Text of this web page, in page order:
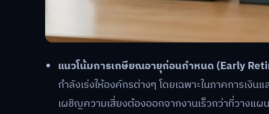
แนวโน้มการเกษียณอายุก่อนกำหนด (Early
กำลังเร่งให้องค์กรต่างๆ โดยเฉพาะในภาคการเงิ
เผชิญความเสี่ยงต้องออกจากงานเร็วกว่าที่วางแผ